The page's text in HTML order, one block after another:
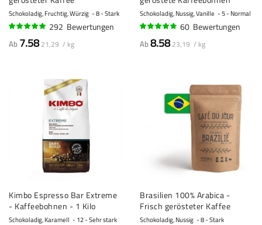
Schokoladig, Fruchtig, Würzig 8 - Stark
292 Bewertungen
Ab 7.58 21,29 / kg
Schokoladig, Nussig, Vanille 5 - Normal
60 Bewertungen
Ab8.58 23,19 / kg
Kimbo Espresso Bar Extreme
- Kaffeebohnen - 1 Kilo
Schokoladig, Karamell 12 - Sehr stark
Brasilien 100% Arabica -
Frisch gerösteter Kaffee
Schokoladig, Nussig 8 - Stark